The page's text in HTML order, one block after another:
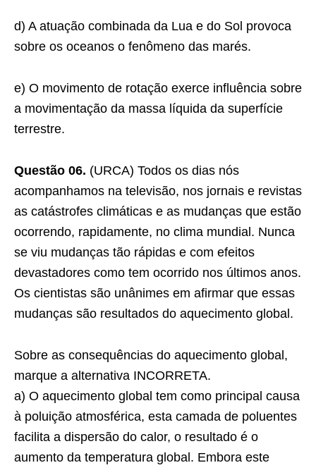
d) A atuação combinada da Lua e do Sol provoca
sobre os oceanos o fenômeno das marés.
e) O movimento de rotação exerce influência sobre
a movimentação da massa líquida da superfície
terrestre.
Questão 06. (URCA) Todos os dias nós
acompanhamos na televisão, nos jornais e revistas
as catástrofes climáticas e as mudanças que estão
ocorrendo, rapidamente, no clima mundial. Nunca
se viu mudanças tão rápidas e com efeitos
devastadores como tem ocorrido nos últimos anos.
Os cientistas são unânimes em afirmar que essas
mudanças são resultados do aquecimento global.
Sobre as consequências do aquecimento global,
marque a alternativa INCORRETA.
a) O aquecimento global tem como principal causa
à poluição atmosférica, esta camada de poluentes
facilita a dispersão do calor, o resultado é o
aumento da temperatura global. Embora este